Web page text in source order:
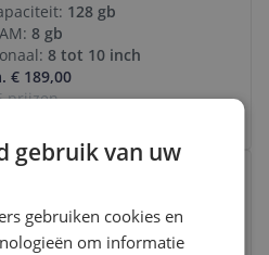
128 gb
8 gb
8 tot 10 inch
€ 189,00
prijzen
gebruik van uw
gebruiken cookies en
om informatie